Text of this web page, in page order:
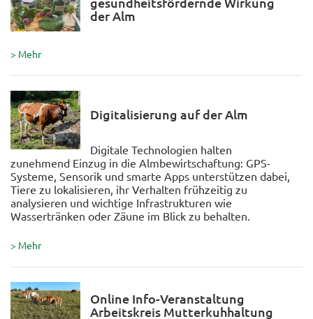
der Alm
> Mehr
Digitalisierung auf der Alm
Digitale Technologien halten
zunehmend Einzug in die Almbewirtschaftung: GPS-
Systeme, Sensorik und smarte Apps unterstützen dabei,
Tiere zu lokalisieren, ihr Verhalten frühzeitig zu
analysieren und wichtige Infrastrukturen wie
Wassertränken oder Zäune im Blick zu behalten.
> Mehr
Online Info-Veranstaltung
Arbeitskreis Mutterkuhhaltung